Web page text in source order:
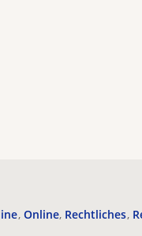
Online Rechtliches